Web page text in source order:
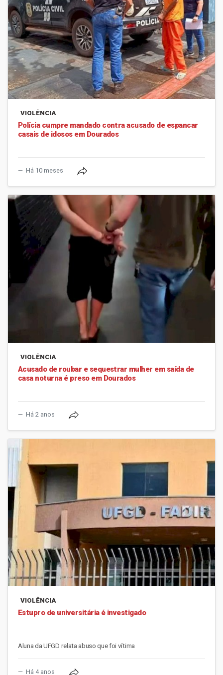
VIOLÊNCIA
Polícia cumpre mandado contra acusado de espancar
casais de idosos em Dourados
Há 10 meses
VIOLÊNCIA
Acusado de roubar e sequestrar mulher em saída de
casa noturna é preso em Dourados
Há 2 anos
VIOLÊNCIA
Estupro de universitária é investigado
Aluna da UFGD relata abuso que foi vítima
Há 4 anos